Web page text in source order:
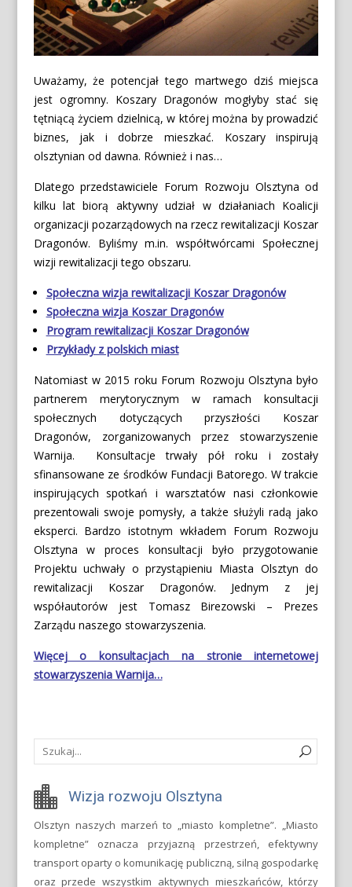
Uważamy, że potencjał tego martwego dziś miejsca
jest ogromny. Koszary Dragonów mogłyby stać się
tętniącą życiem dzielnicą, w której można by prowadzić
biznes, jak i dobrze mieszkać. Koszary inspirują
olsztynian od dawna. Również i nas…
Dlatego przedstawiciele Forum Rozwoju Olsztyna od
kilku lat biorą aktywny udział w działaniach Koalicji
organizacji pozarządowych na rzecz rewitalizacji Koszar
Dragonów. Byliśmy m.in. współtwórcami Społecznej
wizji rewitalizacji tego obszaru.
Społeczna wizja rewitalizacji Koszar Dragonów
Społeczna wizja Koszar Dragonów
Program rewitalizacji Koszar Dragonów
Przykłady z polskich miast
Natomiast w 2015 roku Forum Rozwoju Olsztyna było
partnerem merytorycznym w ramach konsultacji
społecznych dotyczących przyszłości Koszar
Dragonów, zorganizowanych przez stowarzyszenie
Warnija. Konsultacje trwały pół roku i zostały
sfinansowane ze środków Fundacji Batorego. W trakcie
inspirujących spotkań i warsztatów nasi członkowie
prezentowali swoje pomysły, a także służyli radą jako
eksperci. Bardzo istotnym wkładem Forum Rozwoju
Olsztyna w proces konsultacji było przygotowanie
Projektu uchwały o przystąpieniu Miasta Olsztyn do
rewitalizacji Koszar Dragonów. Jednym z jej
współautorów jest Tomasz Birezowski – Prezes
Zarządu naszego stowarzyszenia.
Więcej o konsultacjach na stronie internetowej
stowarzyszenia Warnija…
Wizja rozwoju Olsztyna
Olsztyn naszych marzeń to „miasto kompletne”. „Miasto
kompletne” oznacza przyjazną przestrzeń, efektywny
transport oparty o komunikację publiczną, silną gospodarkę
oraz przede wszystkim aktywnych mieszkańców, którzy